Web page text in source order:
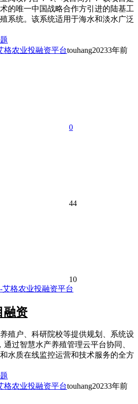
的唯一中国战略合作方引进的陆基工
系统。该系统适用于海水和淡水广泛
touhang20233年前
0
44
10
融资
殖户、科研院校等提供规划、系统设
通过智慧水产养殖管理云平台协同、
水质在线监控运营和技术服务的全方
touhang20233年前